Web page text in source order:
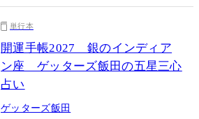
単行本
開運手帳2027 銀のインディア
ン座 ゲッターズ飯田の五星三心
占い
ゲッターズ飯田